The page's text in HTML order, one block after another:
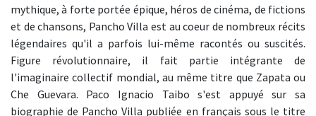
mythique, à forte portée épique, héros de cinéma, de fictions
et de chansons, Pancho Villa est au coeur de nombreux récits
légendaires qu'il a parfois lui-même racontés ou suscités.
Figure révolutionnaire, il fait partie intégrante de
l'imaginaire collectif mondial, au même titre que Zapata ou
Che Guevara. Paco Ignacio Taibo s'est appuyé sur sa
biographie de Pancho Villa publiée en français sous le titre